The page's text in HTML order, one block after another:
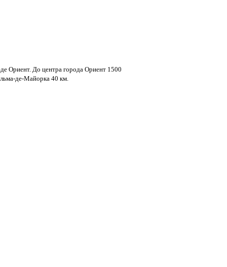
Ориент. До центра города Ориент 1500
де-Майорка 40 км.